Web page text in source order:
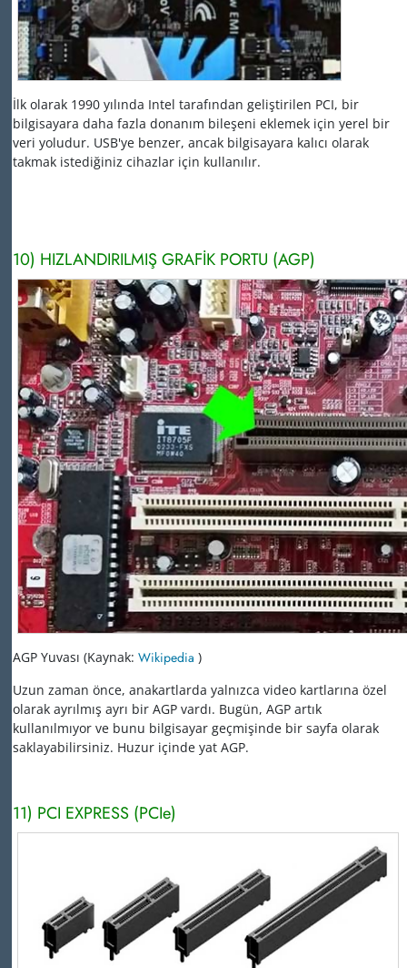
İlk olarak 1990 yılında Intel tarafından geliştirilen PCI, bir
bilgisayara daha fazla donanım bileşeni eklemek için yerel bir
veri yoludur. USB'ye benzer, ancak bilgisayara kalıcı olarak
takmak istediğiniz cihazlar için kullanılır.
10) HIZLANDIRILMIŞ GRAFİK PORTU (AGP)
AGP Yuvası (Kaynak: Wikipedia )
Uzun zaman önce, anakartlarda yalnızca video kartlarına özel
olarak ayrılmış ayrı bir AGP vardı. Bugün, AGP artık
kullanılmıyor ve bunu bilgisayar geçmişinde bir sayfa olarak
saklayabilirsiniz. Huzur içinde yat AGP.
11) PCI EXPRESS (PCIe)